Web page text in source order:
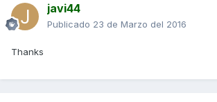
javi44
Publicado 23 de Marzo del 2016
Thanks